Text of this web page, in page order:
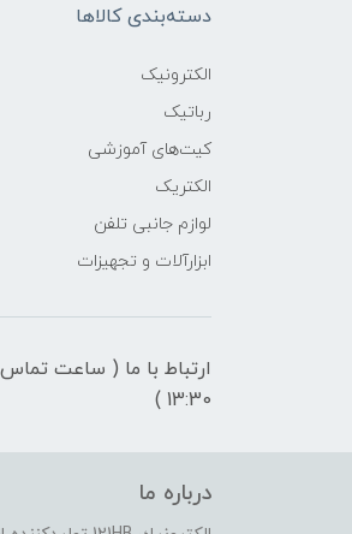
دسته‌بندی کالاها
الکترونیک
رباتیک
کیت‌های آموزشی
الکتریک
لوازم جانبی تلفن
ابزارآلات و تجهیزات
13:30 )
درباره ما